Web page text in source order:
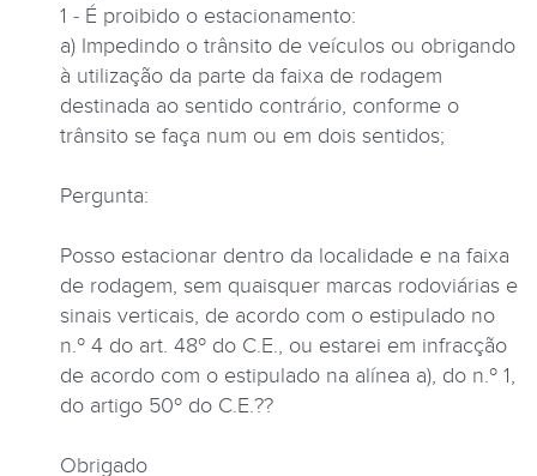
1 - É proibido o estacionamento:
a) Impedindo o trânsito de veículos ou obrigando
à utilização da parte da faixa de rodagem
destinada ao sentido contrário, conforme o
trânsito se faça num ou em dois sentidos;
Pergunta:
Posso estacionar dentro da localidade e na faixa
de rodagem, sem quaisquer marcas rodoviárias e
sinais verticais, de acordo com o estipulado no
n.º 4 do art. 48º do C.E., ou estarei em infracção
de acordo com o estipulado na alínea a), do n.º 1,
do artigo 50º do C.E.??
Obrigado